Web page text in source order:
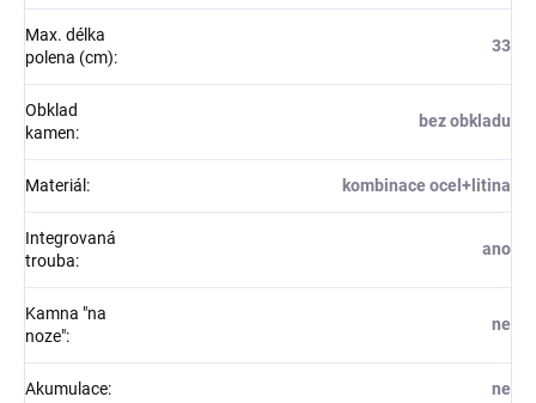
Max. délka
polena (cm):
33
Obklad
kamen:
bez obkladu
Materiál : kombinace ocel+litina
Integrovaná
trouba:
ano
Kamna "na
noze":
ne
Akumulace: ne